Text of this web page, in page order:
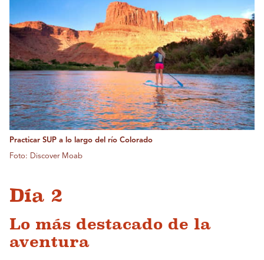
Practicar SUP a lo largo del río Colorado
Foto: Discover Moab
Día 2
Lo más destacado de la
aventura